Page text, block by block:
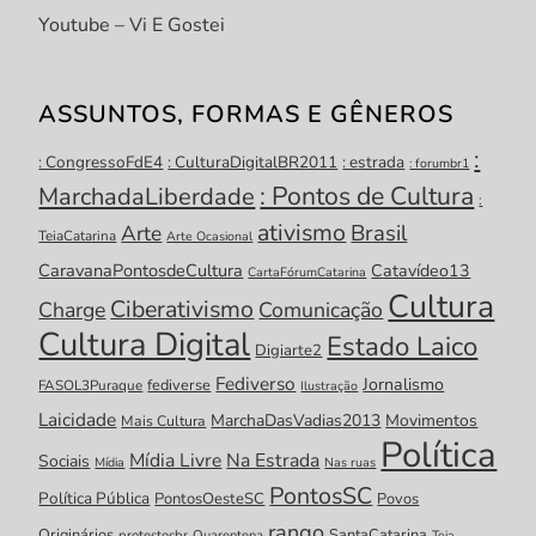
Youtube – Vi E Gostei
ASSUNTOS, FORMAS E GÊNEROS
: CongressoFdE4 : CulturaDigitalBR2011 : estrada : forumbr1 :
MarchadaLiberdade : Pontos de Cultura :
TeiaCatarina Arte Arte Ocasional ativismo Brasil
CaravanaPontosdeCultura CartaFórumCatarina Catavídeo13
Charge Ciberativismo Comunicação Cultura
Cultura Digital Digiarte2 Estado Laico
FASOL3Puraque fediverse Fediverso Ilustração Jornalismo
Laicidade Mais Cultura MarchaDasVadias2013 Movimentos
Sociais Mídia Mídia Livre Na Estrada Nas ruas Política
Política Pública PontosOesteSC PontosSC Povos